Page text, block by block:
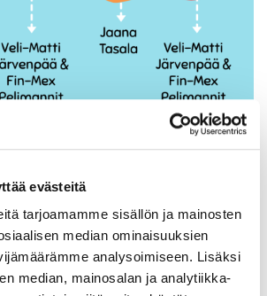
evästeitä
tarjoamamme sisällön ja mainosten
median ominaisuuksien
analysoimiseen. Lisäksi
median, mainosalan ja analytiikka-